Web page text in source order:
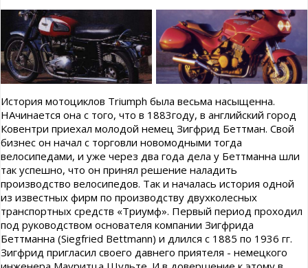
История мотоциклов Triumph была весьма насыщенна.
НАчинается она с того, что в 1883году, в английский город
Ковентри приехал молодой немец Зигфрид Беттман. Свой
бизнес он начал с торговли новомодными тогда
велосипедами, и уже через два года дела у Беттманна шли
так успешно, что он принял решение наладить
производство велосипедов. Так и началась история одной
из известных фирм по производству двухколесных
транспортных средств «Триумф». Первый период проходил
под руководством основателя компании Зигфрида
Беттманна (Siegfried Bettmann) и длился с 1885 по 1936 гг.
Зигфрид пригласил своего давнего приятеля - немецкого